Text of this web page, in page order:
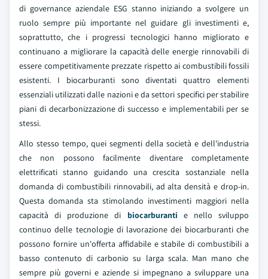
di governance aziendale ESG stanno iniziando a svolgere un
ruolo sempre più importante nel guidare gli investimenti e,
soprattutto, che i progressi tecnologici hanno migliorato e
continuano a migliorare la capacità delle energie rinnovabili di
essere competitivamente prezzate rispetto ai combustibili fossili
esistenti. I biocarburanti sono diventati quattro elementi
essenziali utilizzati dalle nazioni e da settori specifici per stabilire
piani di decarbonizzazione di successo e implementabili per se
stessi.
Allo stesso tempo, quei segmenti della società e dell'industria
che non possono facilmente diventare completamente
elettrificati stanno guidando una crescita sostanziale nella
domanda di combustibili rinnovabili, ad alta densità e drop-in.
Questa domanda sta stimolando investimenti maggiori nella
capacità di produzione di biocarburanti e nello sviluppo
continuo delle tecnologie di lavorazione dei biocarburanti che
possono fornire un'offerta affidabile e stabile di combustibili a
basso contenuto di carbonio su larga scala. Man mano che
sempre più governi e aziende si impegnano a sviluppare una